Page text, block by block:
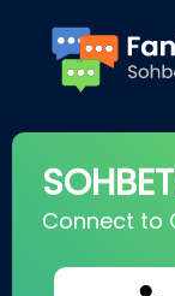
Connect to